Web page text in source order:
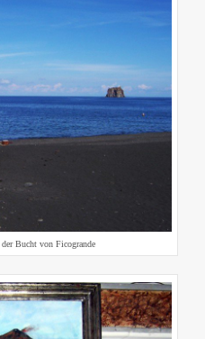
Bucht von Ficogrande